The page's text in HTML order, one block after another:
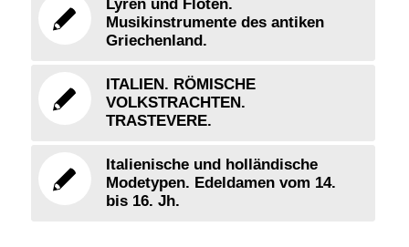
Lyren und Flöten.
Musikinstrumente des antiken
Griechenland.
ITALIEN. RÖMISCHE
VOLKSTRACHTEN.
TRASTEVERE.
Italienische und holländische
Modetypen. Edeldamen vom 14.
bis 16. Jh.